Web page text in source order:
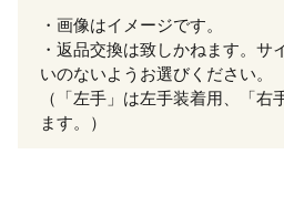
・画像はイメージです。
・返品交換は致しかねます。サ
いのないようお選びください。
（「左手」は左手装着用、「右
ます。）